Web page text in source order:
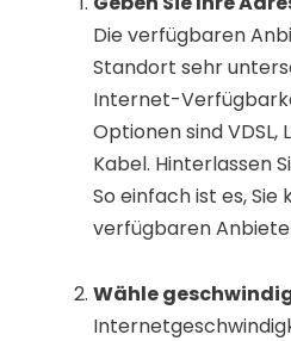
Die verfügbaren
Standort sehr
Internet-
Optionen sind VDSL,
Kabel. Hinterlassen
So einfach ist es,
verfügbaren
Wähle